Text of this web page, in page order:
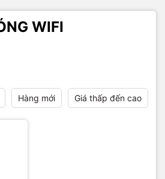
WIFI
Hàng mới Giá thấp đến cao